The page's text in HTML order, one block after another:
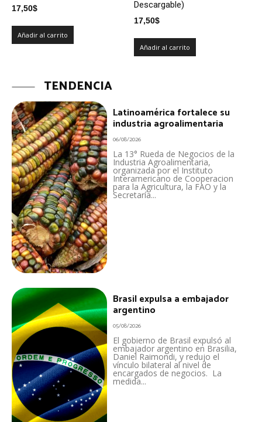
17,50$
Añadir al carrito
Descargable)
17,50$
Añadir al carrito
TENDENCIA
Latinoamérica fortalece su
industria agroalimentaria
06/08/2026
La 13° Rueda de Negocios de la
Industria Agroalimentaria,
organizada por el Instituto
Interamericano de Cooperacion
para la Agricultura, la FAO y la
Secretaría...
Brasil expulsa a embajador
argentino
05/08/2026
El gobierno de Brasil expulsó al
embajador argentino en Brasilia,
Daniel Raimondi, y redujo el
vínculo bilateral al nivel de
encargados de negocios. La
medida...